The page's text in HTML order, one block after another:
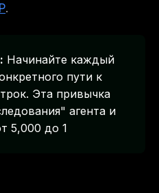
.
Начинайте каждый
пути к
Эта привычка
агента и
5,000 до 1